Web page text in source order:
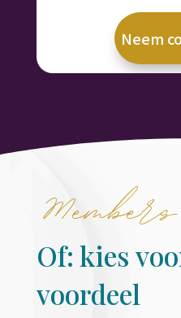
Neem
Members
Of: kies
voordeel